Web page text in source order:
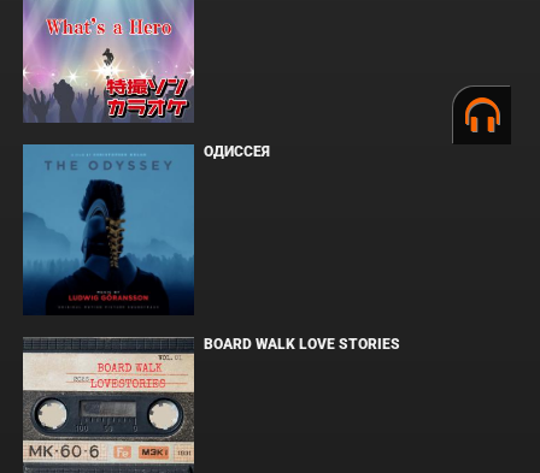
ОДИССЕЯ
BOARD WALK LOVE STORIES